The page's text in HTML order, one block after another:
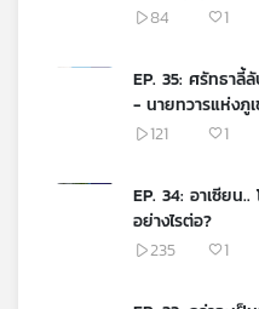
ดวงดาว
84 1
EP. 35: ศรัทธาลี้
- นายทวารแห่งภูเ
121
1
EP. 34: อาเซียน..
อย่างไรต่อ?
235
1